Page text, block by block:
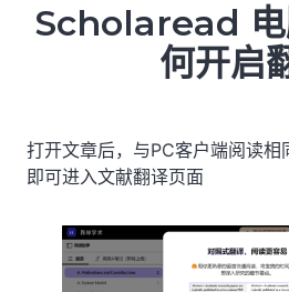
Scholaread 电
何开启
打开文章后，与PC客户端阅读相
即可进入文献翻译页面